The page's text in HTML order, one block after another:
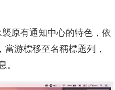
原有通知中心的特色，依
游標移至名稱標題列，
。